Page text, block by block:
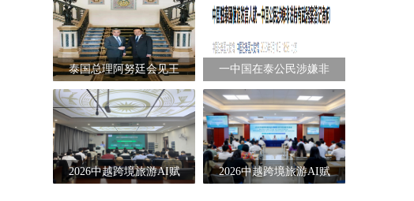
泰国总理阿努廷会见王 一中国在泰公民涉嫌非
2026中越跨境旅游AI赋 2026中越跨境旅游AI赋